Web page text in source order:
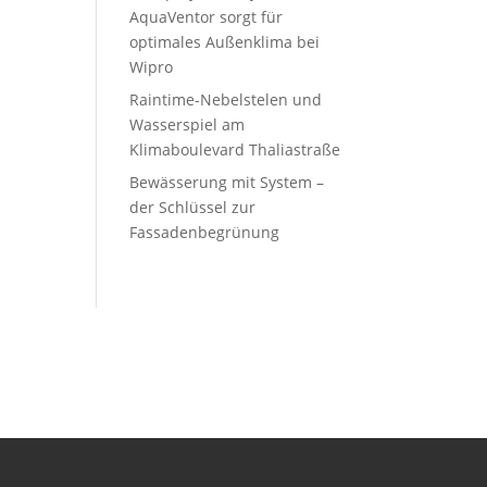
AquaVentor sorgt für
optimales Außenklima bei
Wipro
Raintime-Nebelstelen und
Wasserspiel am
Klimaboulevard Thaliastraße
Bewässerung mit System –
der Schlüssel zur
Fassadenbegrünung